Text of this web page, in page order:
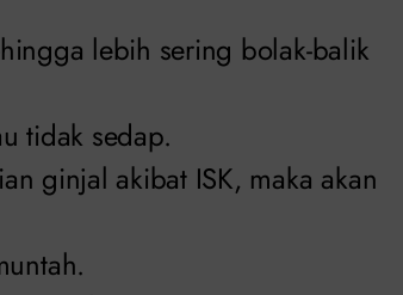
lebih sering bolak-balik
tidak sedap.
ginjal akibat ISK, maka akan